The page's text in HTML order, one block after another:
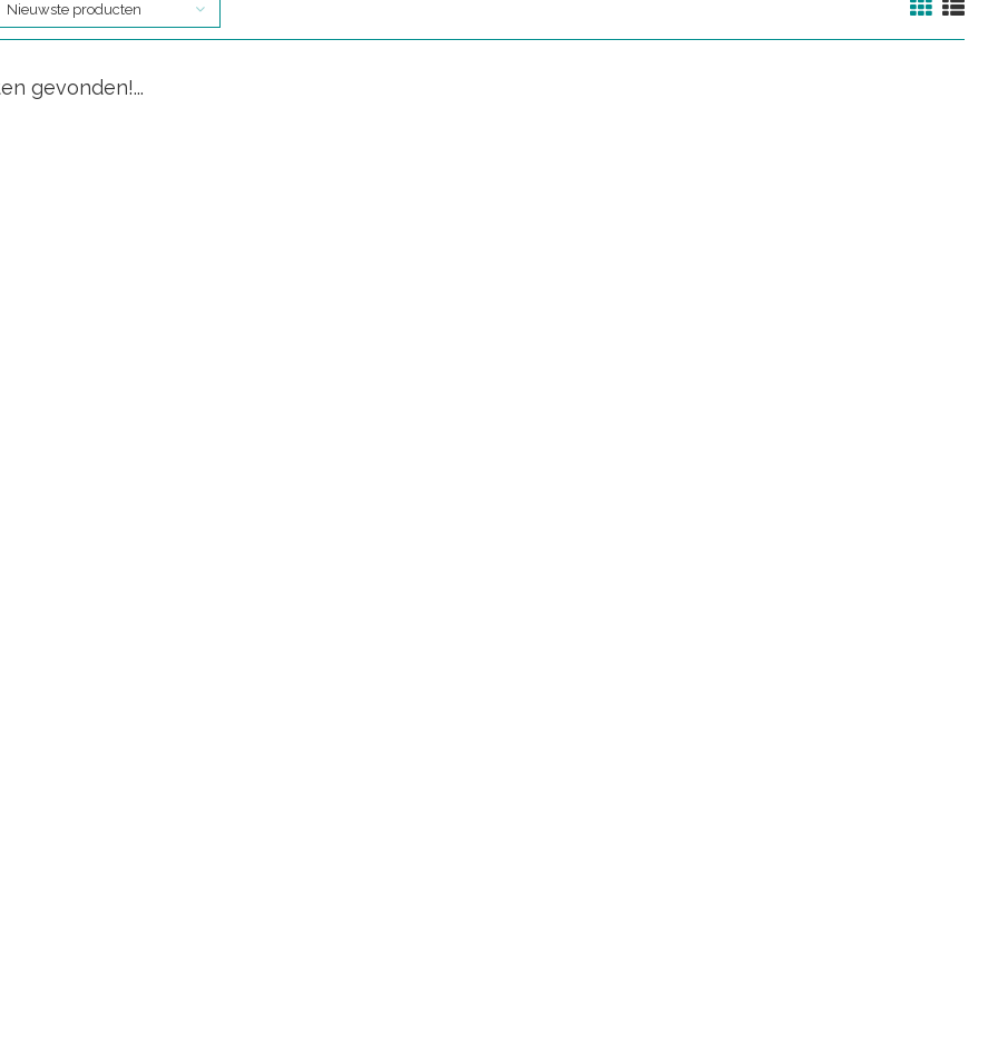
Nieuwste producten
gevonden!...